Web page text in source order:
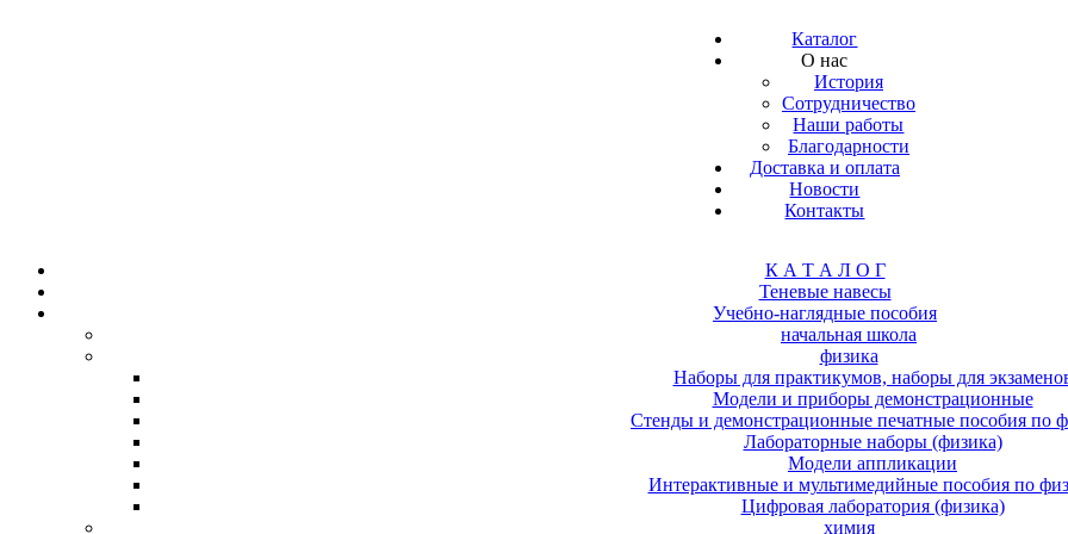
Каталог
О нас
История
Сотрудничество
Наши работы
Благодарности
Доставка и оплата
Новости
Контакты
К А Т А Л О Г
Теневые навесы
Учебно-наглядные пособия
начальная школа
физика
Наборы для практикумов, наборы для
Модели и приборы демонстрационные
Стенды и демонстрационные печатные пособия по
Лабораторные наборы (физика)
Модели аппликации
Интерактивные и мультимедийные пособия по
Цифровая лаборатория (физика)
химия